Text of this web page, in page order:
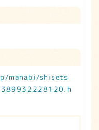
manabi/shisets